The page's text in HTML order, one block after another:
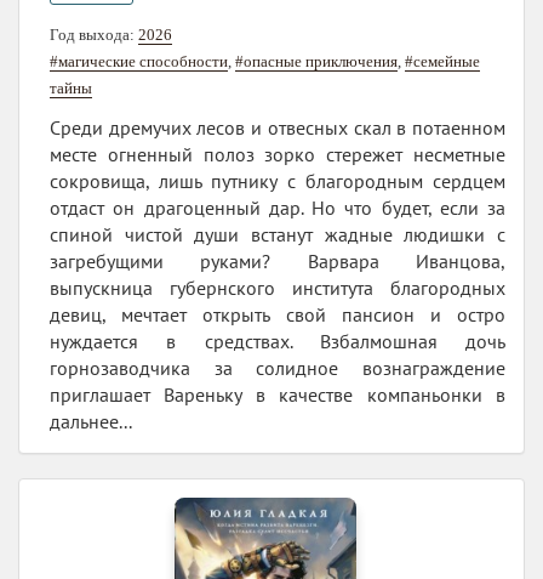
Год выхода: 2026
#магические способности #опасные приключения #семейные
тайны
Среди дремучих лесов и отвесных скал в потаенном
месте огненный полоз зорко стережет несметные
сокровища, лишь путнику с благородным сердцем
отдаст он драгоценный дар. Но что будет, если за
спиной чистой души встанут жадные людишки с
загребущими руками? Варвара Иванцова,
выпускница губернского института благородных
девиц, мечтает открыть свой пансион и остро
нуждается в средствах. Взбалмошная дочь
горнозаводчика за солидное вознаграждение
приглашает Вареньку в качестве компаньонки в
дальнее...